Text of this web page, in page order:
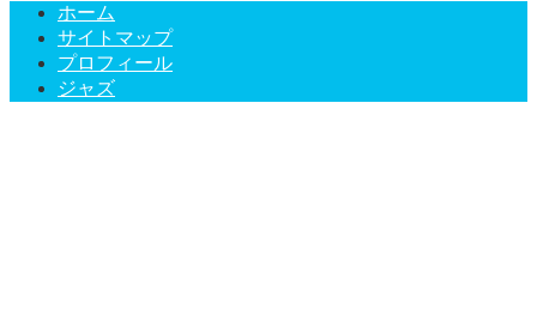
ホーム
サイトマップ
プロフィール
ジャズ